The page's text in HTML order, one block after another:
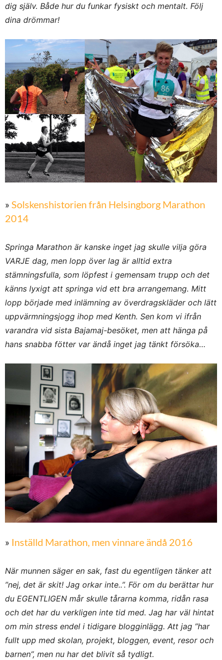
dig själv. Både hur du funkar fysiskt och mentalt. Följ
dina drömmar!
» Solskenshistorien från Helsingborg Marathon
2014
Springa Marathon är kanske inget jag skulle vilja göra
VARJE dag, men lopp över lag är alltid extra
stämningsfulla, som löpfest i gemensam trupp och det
känns lyxigt att springa vid ett bra arrangemang. Mitt
lopp började med inlämning av överdragskläder och lätt
uppvärmningsjogg ihop med Kenth. Sen kom vi ifrån
varandra vid sista Bajamaj-besöket, men att hänga på
hans snabba fötter var ändå inget jag tänkt försöka…
» Inställd Marathon, men vinnare ändå 2016
När munnen säger en sak, fast du egentligen tänker att
”nej, det är skit! Jag orkar inte..”. För om du berättar hur
du EGENTLIGEN mår skulle tårarna komma, ridån rasa
och det har du verkligen inte tid med. Jag har väl hintat
om min stress endel i tidigare blogginlägg. Att jag ”har
fullt upp med skolan, projekt, bloggen, event, resor och
barnen”, men nu har det blivit så tydligt.